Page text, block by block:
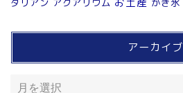
アーカイブ